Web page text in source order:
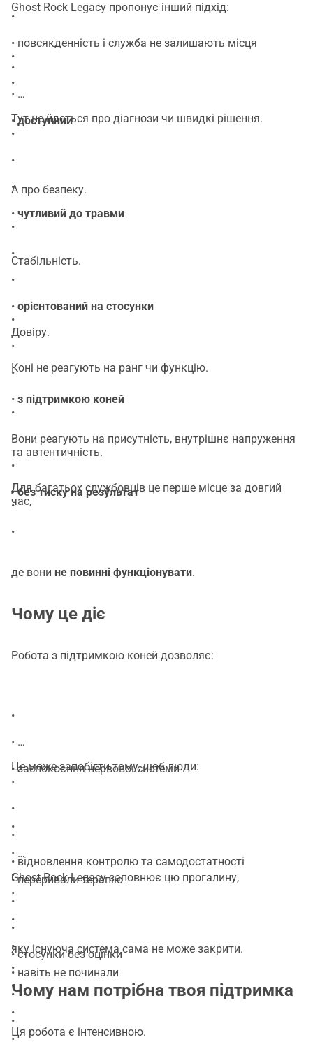
•
• повсякденність і служба не залишають місця
•
•
Ghost Rock Legacy пропонує інший підхід:
•
•
•доступний
•
•
•
• чутливий до травми
•
•
•
• орієнтований на стосунки
•
•
•
• з підтримкою коней
•
•
•
•без тиску на результат
•
•
Тут не йдеться про діагнози чи швидкі рішення.
А про безпеку.
Стабільність.
Довіру.
Коні не реагують на ранг чи функцію.
Вони реагують на присутність, внутрішнє напруження
та автентичність.
Для багатьох службовців це перше місце за довгий
час,
де вони не повинні функціонувати.
Чому це діє
Робота з підтримкою коней дозволяє:
•
•
• заспокоєння нервової системи
•
•
•
• відновлення контролю та самодостатності
•
•
•
• стосунки без оцінки
•
•
•
Це може запобігти тому, щоб люди:
•
•
• переривали терапію
•
•
•
• навіть не починали
•
•
•
Ghost Rock Legacy заповнює цю прогалину,
яку існуюча система сама не може закрити.
Чому нам потрібна твоя підтримка
Ця робота є інтенсивною.